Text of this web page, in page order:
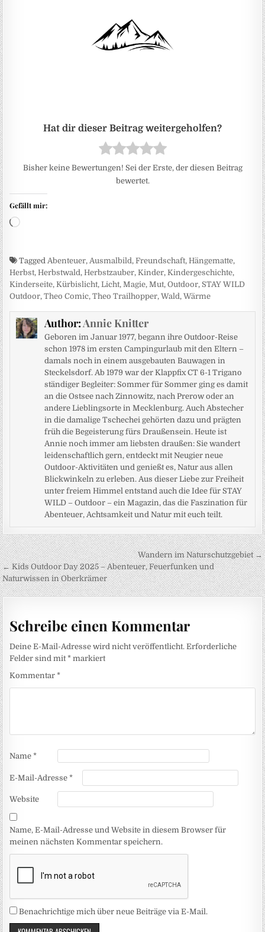
Bisher keine Bewertungen! Sei der Erste, der diesen Beitrag
bewertet.
Gefällt mir:
Wird geladen …
TaggedAbenteuer,Ausmalbild,Freundschaft,Hängematte,
Herbst,Herbstwald,Herbstzauber,Kinder,Kindergeschichte,
Kinderseite,Kürbislicht,Licht,Magie,Mut,Outdoor, STAY WILD
Outdoor,Theo Comic,Theo Trailhopper,Wald,Wärme
Author:Annie Knitter
Geboren im Januar 1977, begann ihre Outdoor-Reise
schon 1978 im ersten Campingurlaub mit den Eltern –
damals noch in einem ausgebauten Bauwagen in
Steckelsdorf. Ab 1979 war der Klappfix CT 6-1 Trigano
ständiger Begleiter: Sommer für Sommer ging es damit
an die Ostsee nach Zinnowitz, nach Prerow oder an
andere Lieblingsorte in Mecklenburg. Auch Abstecher
in die damalige Tschechei gehörten dazu und prägten
früh die Begeisterung fürs Draußensein. Heute ist
Annie noch immer am liebsten draußen: Sie wandert
leidenschaftlich gern, entdeckt mit Neugier neue
Outdoor-Aktivitäten und genießt es, Natur aus allen
Blickwinkeln zu erleben. Aus dieser Liebe zur Freiheit
unter freiem Himmel entstand auch die Idee für STAY
WILD – Outdoor – ein Magazin, das die Faszination für
Abenteuer, Achtsamkeit und Natur mit euch teilt.
BeitragsnavigationWandern im Naturschutzgebiet →
← Kids Outdoor Day 2025 – Abenteuer, Feuerfunken und
Naturwissen in Oberkrämer
Schreibe einen Kommentar
Deine E-Mail-Adresse wird nicht veröffentlicht. Erforderliche
Felder sind mit* markiert
Kommentar*
Name*
E-Mail-Adresse*
Website
Name, E-Mail-Adresse und Website in diesem Browser für
meinen nächsten Kommentar speichern.
Benachrichtige mich über neue Beiträge via E-Mail.